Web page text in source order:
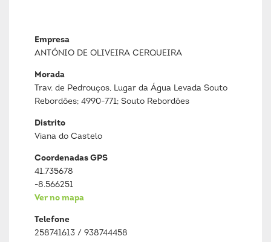
Empresa
ANTÓNIO DE OLIVEIRA CERQUEIRA
Morada
Trav. de Pedrouços, Lugar da Água Levada Souto
Rebordões; 4990-771; Souto Rebordões
Distrito
Viana do Castelo
Coordenadas GPS
41.735678
-8.566251
Ver no mapa
Telefone
258741613 / 938744458